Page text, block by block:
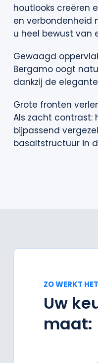
houtlooks creëren
en verbondenheid
u heel bewust van
Gewaagd
Bergamo oogt
dankzij de
Grote fronten
Als zacht contrast:
bijpassend
basaltstructuur in
ZO WERKT HET
Uw
maat: